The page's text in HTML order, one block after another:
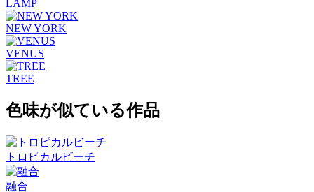
LAMP
NEW YORK
VENUS
TREE
色味が似ている作品
トロピカルビーチ
融合